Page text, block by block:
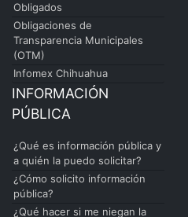
Obligados
Obligaciones de
Transparencia Municipales
(OTM)
Infomex Chihuahua
INFORMACIÓN
PÚBLICA
¿Qué es información pública y
a quién la puedo solicitar?
¿Cómo solicito información
pública?
¿Qué hacer si me niegan la